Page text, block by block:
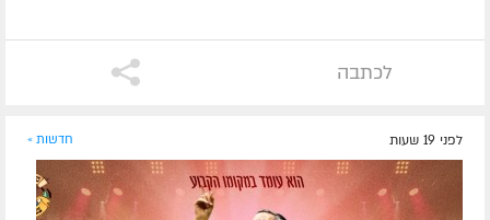
לכתבה
לפני 19 שעות חדשות »